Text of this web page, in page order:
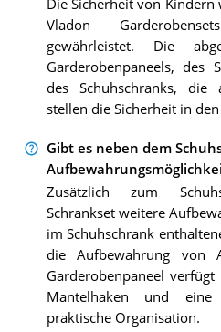
Die Sicherheit von
Vladon
gewährleistet. Die
Garderobenpaneels, des
des Schuhschranks,
stellen die Sicherheit in
Gibt es neben dem
Zusätzlich zum
Schrankset weitere
im Schuhschrank
die Aufbewahrung von
Garderobenpaneel
Mantelhaken und
praktische Organisation.